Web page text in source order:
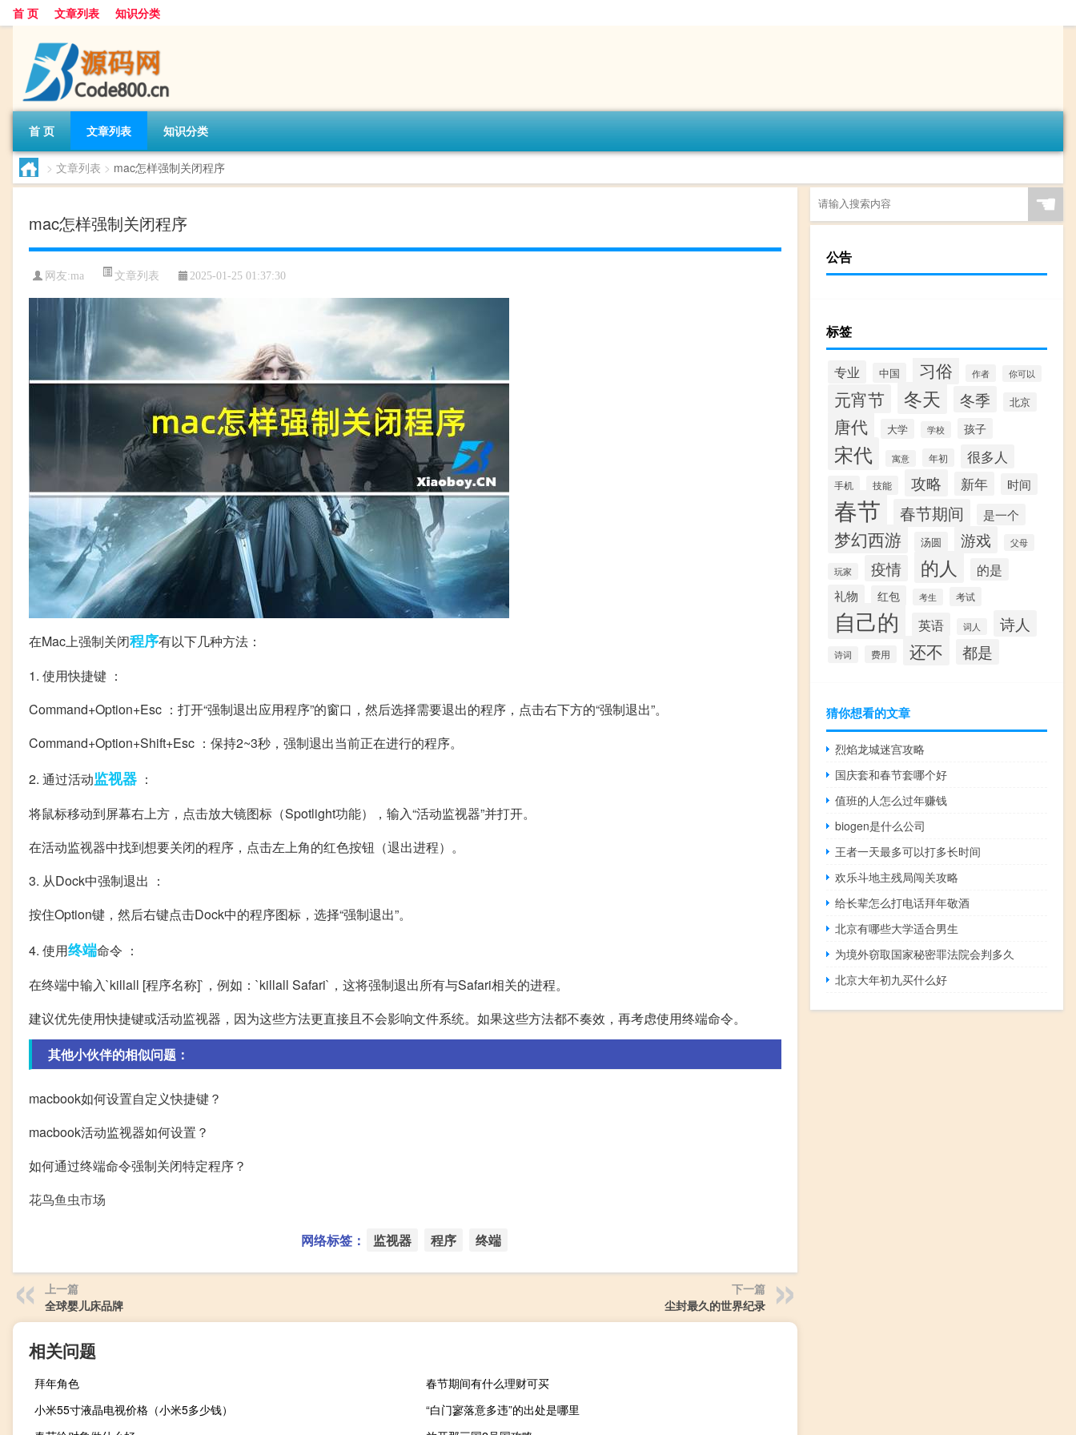
首 页 文章列表 知识分类
首 页 文章列表 知识分类
> 文章列表 > mac怎样强制关闭程序
mac怎样强制关闭程序
网友:ma 文章列表 2025-01-25 01:37:30
在Mac上强制关闭程序有以下几种方法：
1. 使用快捷键 ：
Command+Option+Esc ：打开“强制退出应用程序”的窗口，然后选择需要退出的程序，点击右下方的“强制退出”。
Command+Option+Shift+Esc ：保持2~3秒，强制退出当前正在进行的程序。
2. 通过活动监视器 ：
将鼠标移动到屏幕右上方，点击放大镜图标（Spotlight功能），输入“活动监视器”并打开。
在活动监视器中找到想要关闭的程序，点击左上角的红色按钮（退出进程）。
3. 从Dock中强制退出 ：
按住Option键，然后右键点击Dock中的程序图标，选择“强制退出”。
4. 使用终端命令 ：
在终端中输入`killall [程序名称]`，例如：`killall Safari`，这将强制退出所有与Safari相关的进程。
建议优先使用快捷键或活动监视器，因为这些方法更直接且不会影响文件系统。如果这些方法都不奏效，再考虑使用终端命令。
其他小伙伴的相似问题：
macbook如何设置自定义快捷键？
macbook活动监视器如何设置？
如何通过终端命令强制关闭特定程序？
花鸟鱼虫市场
网络标签： 监视器 程序 终端
上一篇
全球婴儿床品牌
下一篇
尘封最久的世界纪录
相关问题
拜年角色
春节期间有什么理财可买
小米55寸液晶电视价格（小米5多少钱）
“白门寥落意多违”的出处是哪里
☚
公告
标签
专业 中国 习俗 作者 你可以
元宵节 冬天 冬季 北京
唐代 大学 学校 孩子
宋代 寓意 年初 很多人
手机 技能 攻略 新年 时间
春节 春节期间 是一个
梦幻西游 汤圆 游戏 父母
玩家 疫情 的人 的是
礼物 红包 考生 考试
自己的 英语 词人 诗人
诗词 费用 还不 都是
猜你想看的文章
烈焰龙城迷宫攻略
国庆套和春节套哪个好
值班的人怎么过年赚钱
biogen是什么公司
王者一天最多可以打多长时间
欢乐斗地主残局闯关攻略
给长辈怎么打电话拜年敬酒
北京有哪些大学适合男生
为境外窃取国家秘密罪法院会判多久
北京大年初九买什么好